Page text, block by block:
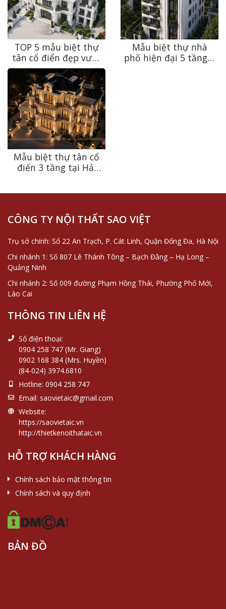
TOP 5 mẫu biệt thự
tân cổ điển đẹp vượt
thời gian, siêu lòng
mọi gia chủ
Mẫu biệt thự nhà
phố hiện đại 5 tầng 1
Mẫu biệt thự tân cổ
điển 3 tầng tại Hải
CÔNG TY NỘI THẤT SAO VIỆT
Trụ sở chính: Số 22 An Trạch, P. Cát Linh, Quận Đống Đa, Hà Nội
Chi nhánh 1: Số 807 Lê Thánh Tông – Bạch Đằng – Hạ Long –
Quảng Ninh
Chi nhánh 2: Số 009 đường Phạm Hồng Thái, Phường Phố Mới,
Lào Cai
THÔNG TIN LIÊN HỆ
Số điện thoại:
0904 258 747 (Mr. Giang)
0902 168 384 (Mrs. Huyền)
(84-024) 3974.6810
Hotline: 0904 258 747
Email: saovietaic@gmail.com
Website:
https://saovietaic.vn
http://thietkenoithataic.vn
HỖ TRỢ KHÁCH HÀNG
Chính sách bảo mật thông tin
Chính sách và quy định
BẢN ĐỒ